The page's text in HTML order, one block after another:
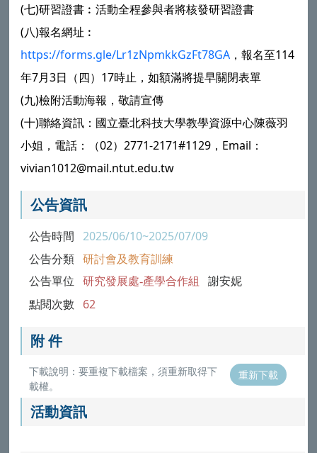
(七)研習證書︰活動全程參與者將核發研習證書
(八)報名網址︰
https://forms.gle/Lr1zNpmkkGzFt78GA ，報名至114
年7月3日（四）17時止，如額滿將提早關閉表單
(九)檢附活動海報，敬請宣傳
(十)聯絡資訊：國立臺北科技大學教學資源中心陳薇羽
小姐，電話：（02）2771-2171#1129，Email：
vivian1012@mail.ntut.edu.tw
公告資訊
公告時間 2025/06/10~2025/07/09
公告分類 研討會及教育訓練
公告單位 研究發展處-產學合作組 謝安妮
點閱次數 62
附 件
下載說明：要重複下載檔案，須重新取得下
載權。
重新下載
活動資訊